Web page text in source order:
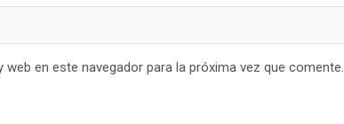
en este navegador para la próxima vez que comente.